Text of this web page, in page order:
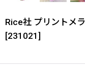
Rice社 プリントメ
[231021 ]